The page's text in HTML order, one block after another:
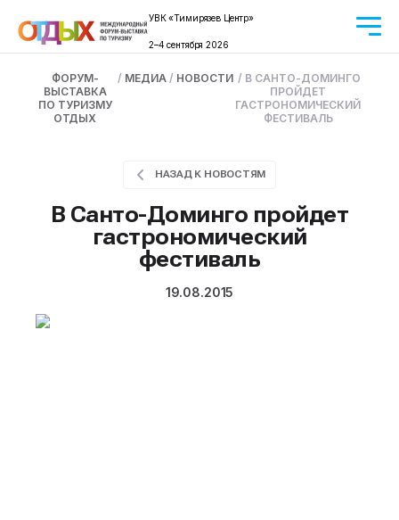
УВК «Тимирязев Центр»
2–4 сентября 2026
ФОРУМ-
ВЫСТАВКА
ПО ТУРИЗМУ
ОТДЫХ
/ МЕДИА/ НОВОСТИ / В САНТО-ДОМИНГО
ПРОЙДЕТ
ГАСТРОНОМИЧЕСКИЙ
ФЕСТИВАЛЬ
НАЗАД К НОВОСТЯМ
В Санто-Доминго пройдет
гастрономический
фестиваль
19.08.2015